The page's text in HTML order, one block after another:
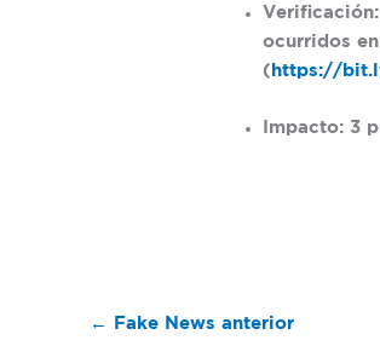
ocurridos
( https://
Impacto: 3
← Fake News anterior